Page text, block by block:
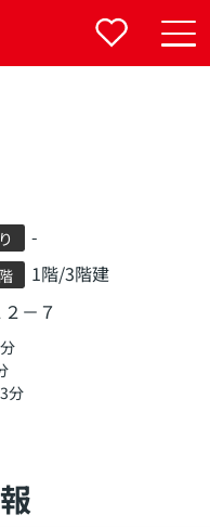
-
1階/3階建
－７
分